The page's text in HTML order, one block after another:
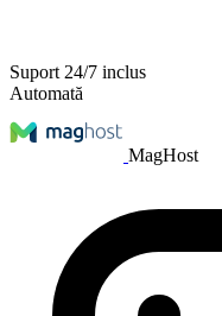
Suport 24/7 inclus
Automată
MagHost